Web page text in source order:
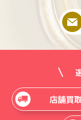
店舗買